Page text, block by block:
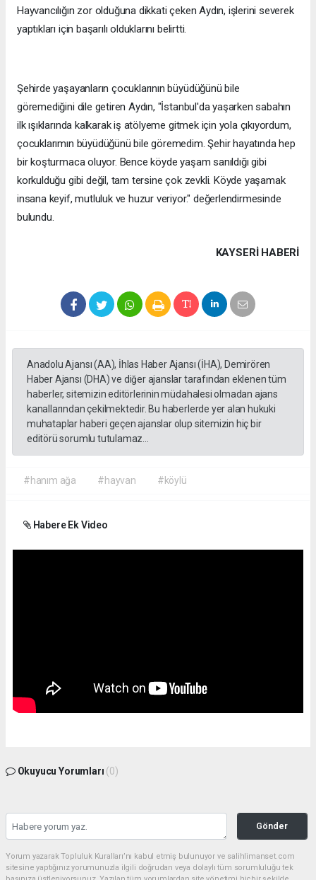
Hayvancılığın zor olduğuna dikkati çeken Aydın, işlerini severek
yaptıkları için başarılı olduklarını belirtti.
Şehirde yaşayanların çocuklarının büyüdüğünü bile
göremediğini dile getiren Aydın, "İstanbul'da yaşarken sabahın
ilk ışıklarında kalkarak iş atölyeme gitmek için yola çıkıyordum,
çocuklarımın büyüdüğünü bile göremedim. Şehir hayatında hep
bir koşturmaca oluyor. Bence köyde yaşam sanıldığı gibi
korkulduğu gibi değil, tam tersine çok zevkli. Köyde yaşamak
insana keyif, mutluluk ve huzur veriyor." değerlendirmesinde
bulundu.
KAYSERI HABERİ
Anadolu Ajansı (AA), İhlas Haber Ajansı (İHA), Demirören
Haber Ajansı (DHA) ve diğer ajanslar tarafından eklenen tüm
haberler, sitemizin editörlerinin müdahalesi olmadan ajans
kanallarından çekilmektedir. Bu haberlerde yer alan hukuki
muhataplar haberi geçen ajanslar olup sitemizin hiç bir
editörü sorumlu tutulamaz...
#hanım ağa #hayvan #köylü
Habere Ek Video
Okuyucu Yorumları (0)
Gönder
Yorum yazarak Topluluk Kuralları’nı kabul etmiş bulunuyor ve salihlimanset.com
sitesine yaptığınız yorumunuzla ilgili doğrudan veya dolaylı tüm sorumluluğu tek